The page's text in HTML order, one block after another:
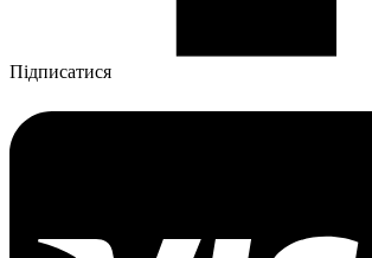
Підписатися